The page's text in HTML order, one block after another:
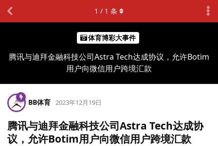
体育博彩大事件
腾讯与迪拜金融科技公司Astra Tech达成协议，允许Botim
用户向微信用户跨境汇款
1 / 1 条
BB体育 2023年12月19日
腾讯与迪拜金融科技公司Astra Tech达成协
议，允许Botim用户向微信用户跨境汇款